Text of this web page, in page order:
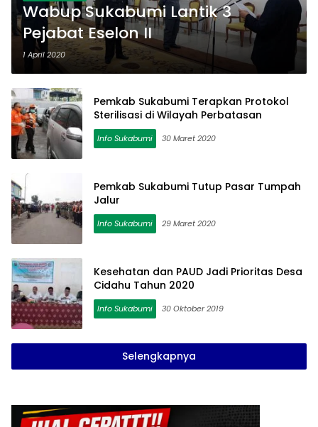
Wabup Sukabumi Lantik 3
Pejabat Eselon II
1 April 2020
Pemkab Sukabumi Terapkan Protokol
Sterilisasi di Wilayah Perbatasan
Info Sukabumi 30 Maret 2020
Pemkab Sukabumi Tutup Pasar Tumpah
Jalur
Info Sukabumi 29 Maret 2020
Kesehatan dan PAUD Jadi Prioritas Desa
Cidahu Tahun 2020
Info Sukabumi 30 Oktober 2019
Selengkapnya